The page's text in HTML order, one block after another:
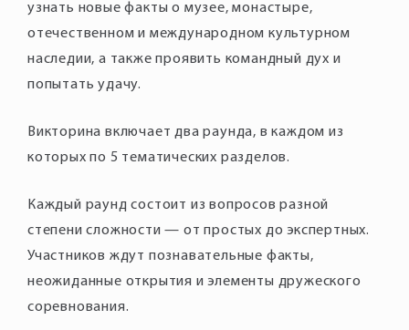
узнать новые факты о музее, монастыре,
отечественном и международном культурном
наследии, а также проявить командный дух и
Викторина включает два раунда, в каждом из
Каждый раунд состоит из вопросов разной
степени сложности — от простых до экспертных.
Участников ждут познавательные факты,
неожиданные открытия и элементы дружеского
соревнования.